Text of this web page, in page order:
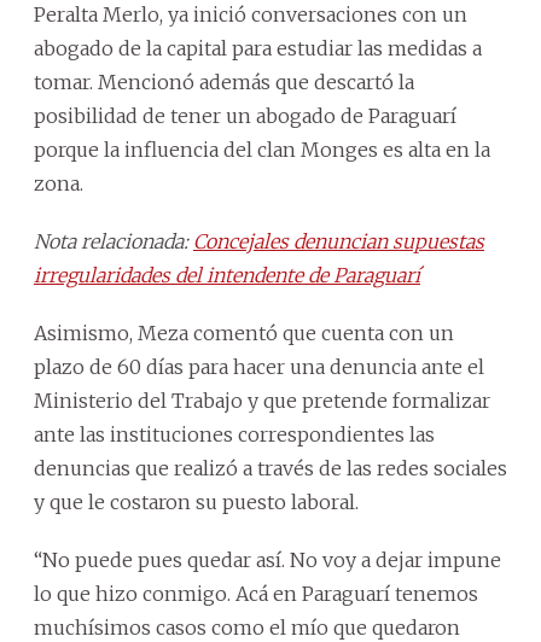
Peralta Merlo, ya inició conversaciones con un
abogado de la capital para estudiar las medidas a
tomar. Mencionó además que descartó la
posibilidad de tener un abogado de Paraguarí
porque la influencia del clan Monges es alta en la
zona.
Nota relacionada: Concejales denuncian supuestas
irregularidades del intendente de Paraguarí
Asimismo, Meza comentó que cuenta con un
plazo de 60 días para hacer una denuncia ante el
Ministerio del Trabajo y que pretende formalizar
ante las instituciones correspondientes las
denuncias que realizó a través de las redes sociales
y que le costaron su puesto laboral.
“No puede pues quedar así. No voy a dejar impune
lo que hizo conmigo. Acá en Paraguarí tenemos
muchísimos casos como el mío que quedaron